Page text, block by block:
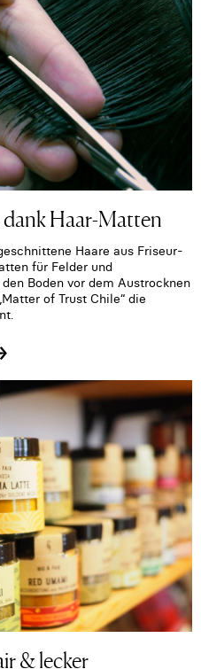
Haar-Matten
Haare aus Friseur-
für Felder und
Boden vor dem Austrocknen
of Trust Chile“ die
& lecker